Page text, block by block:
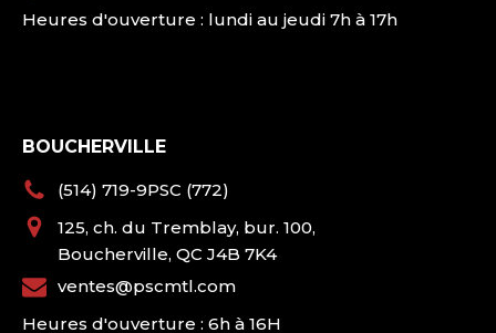
Heures d'ouverture : lundi au jeudi 7h à 17h
BOUCHERVILLE
(514) 719-9PSC (772)
125, ch. du Tremblay, bur. 100,
Boucherville, QC J4B 7K4
ventes@pscmtl.com
Heures d'ouverture : 6h à 16H